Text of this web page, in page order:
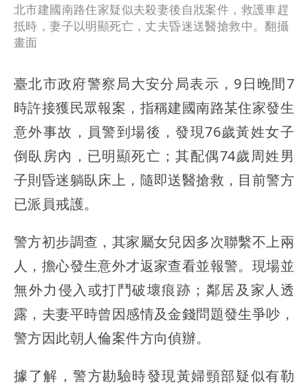
北市建國南路住家疑似夫殺妻後自戕案件，救護車趕
抵時，妻子以明顯死亡，丈夫昏迷送醫搶救中。翻攝
畫面
臺北市政府警察局大安分局表示，9日晚間7
時許接獲民眾報案，指稱建國南路某住家發生
意外事故，員警到場後，發現76歲黃姓女子
倒臥房內，已明顯死亡；其配偶74歲周姓男
子則昏迷躺臥床上，隨即送醫搶救，目前警方
已派員戒護。
警方初步調查，其家屬女兒因多次聯繫不上兩
人，擔心發生意外才返家查看並報警。現場並
無外力侵入或打鬥破壞痕跡；鄰居及家人透
露，夫妻平時曾因感情及金錢問題發生爭吵，
警方因此朝人倫案件方向偵辦。
據了解，警方勘驗時發現黃婦頸部疑似有勒